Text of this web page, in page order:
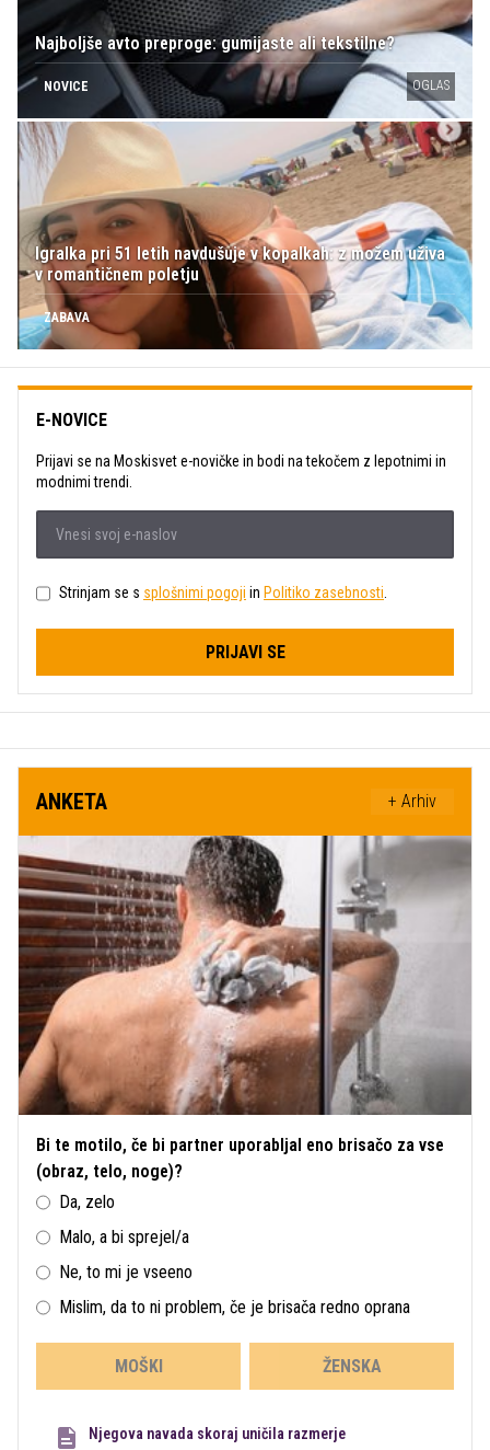
Najboljše avto preproge: gumijaste ali tekstilne?
NOVICE OGLAS
Igralka pri 51 letih navdušuje v kopalkah: z možem uživa
v romantičnem poletju
ZABAVA
E-NOVICE
Prijavi se na Moskisvet e-novičke in bodi na tekočem z lepotnimi in
modnimi trendi.
Strinjam se s splošnimi pogoji in Politiko zasebnosti.
PRIJAVI SE
ANKETA + Arhiv
Bi te motilo, če bi partner uporabljal eno brisačo za vse
(obraz, telo, noge)?
Da, zelo
Malo, a bi sprejel/a
Ne, to mi je vseeno
Mislim, da to ni problem, če je brisača redno oprana
MOŠKI ŽENSKA
Njegova navada skoraj uničila razmerje